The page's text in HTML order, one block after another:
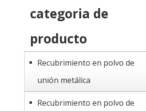
categoria de
producto
Recubrimiento en polvo de
unión metálica
Recubrimiento en polvo de